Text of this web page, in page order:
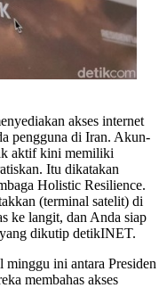
akses internet
pengguna di Iran. Akun-
aktif kini memiliki
Itu dikatakan
Holistic Resilience.
(terminal satelit) di
ke langit, dan Anda siap
dikutip detikINET.
ini antara Presiden
membahas akses